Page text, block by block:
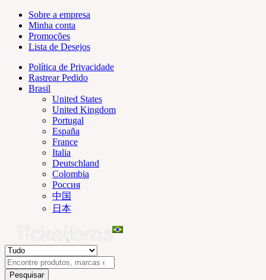
Sobre a empresa
Minha conta
Promoções
Lista de Desejos
Política de Privacidade
Rastrear Pedido
Brasil
United States
United Kingdom
Portugal
España
France
Italia
Deutschland
Colombia
Россия
中国
日本
Pesquisar